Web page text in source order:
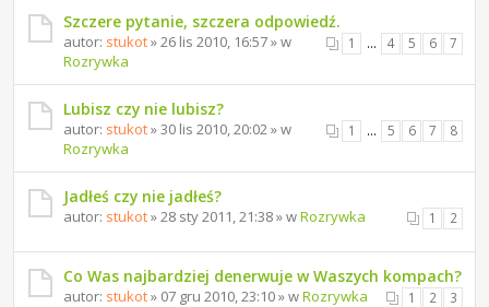
Szczere pytanie, szczera odpowiedź.
1 … 4 5 6 7
autor: stukot» 26 lis 2010, 16:57 » w
Rozrywka
Lubisz czy nie lubisz?
1 … 5 6 7 8
autor: stukot» 30 lis 2010, 20:02 » w
Rozrywka
Jadłeś czy nie jadłeś?
1 2
autor: stukot» 28 sty 2011, 21:38 » wRozrywka
Co Was najbardziej denerwuje w Waszych kompach?
1 2 3
autor: stukot» 07 gru 2010, 23:10 » wRozrywka